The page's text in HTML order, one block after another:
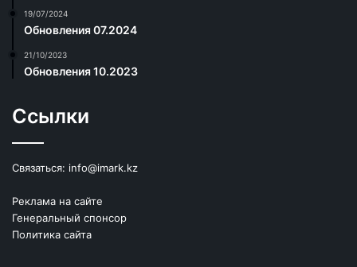
19/07/2024
Обновления 07.2024
21/10/2023
Обновления 10.2023
Ссылки
Связаться: info@imark.kz
Реклама на сайте
Генеральный спонсор
Политика сайта